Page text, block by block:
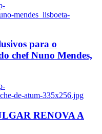
mendes_lisboeta-
para o
chef Nuno Mendes,
de-atum-335x256.jpg
RENOVA A